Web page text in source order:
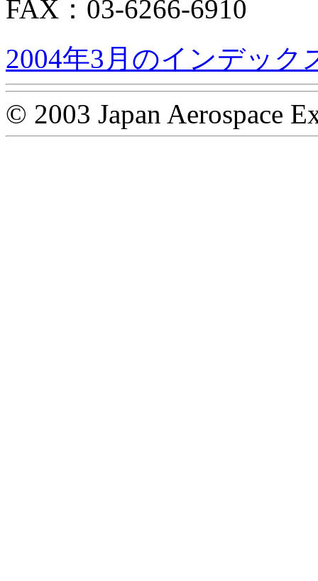
FAX：03-6266-6910
2004年3月のインデック
© 2003 Japan Aerospace